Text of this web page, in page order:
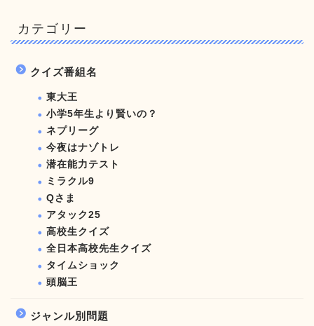
カテゴリー
クイズ番組名
東大王
小学5年生より賢いの？
ネプリーグ
今夜はナゾトレ
潜在能力テスト
ミラクル9
Qさま
アタック25
高校生クイズ
全日本高校先生クイズ
タイムショック
頭脳王
ジャンル別問題